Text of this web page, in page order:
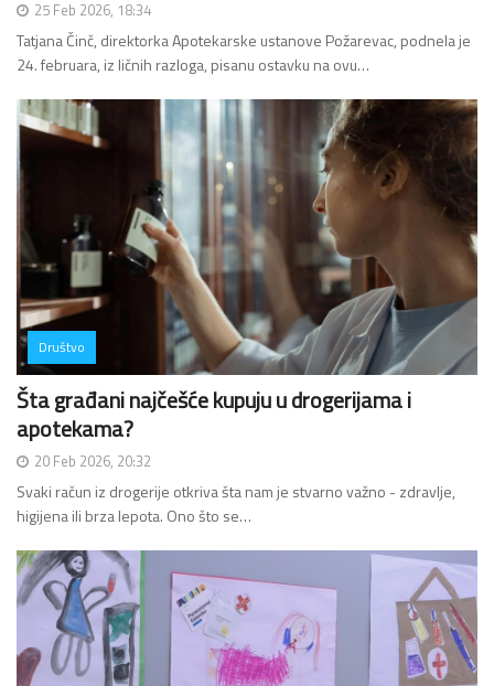
25 Feb 2026, 18:34
Tatjana Činč, direktorka Apotekarske ustanove Požarevac, podnela je
24. februara, iz ličnih razloga, pisanu ostavku na ovu…
Društvo
Šta građani najčešće kupuju u drogerijama i
apotekama?
20 Feb 2026, 20:32
Svaki račun iz drogerije otkriva šta nam je stvarno važno - zdravlje,
higijena ili brza lepota. Ono što se…